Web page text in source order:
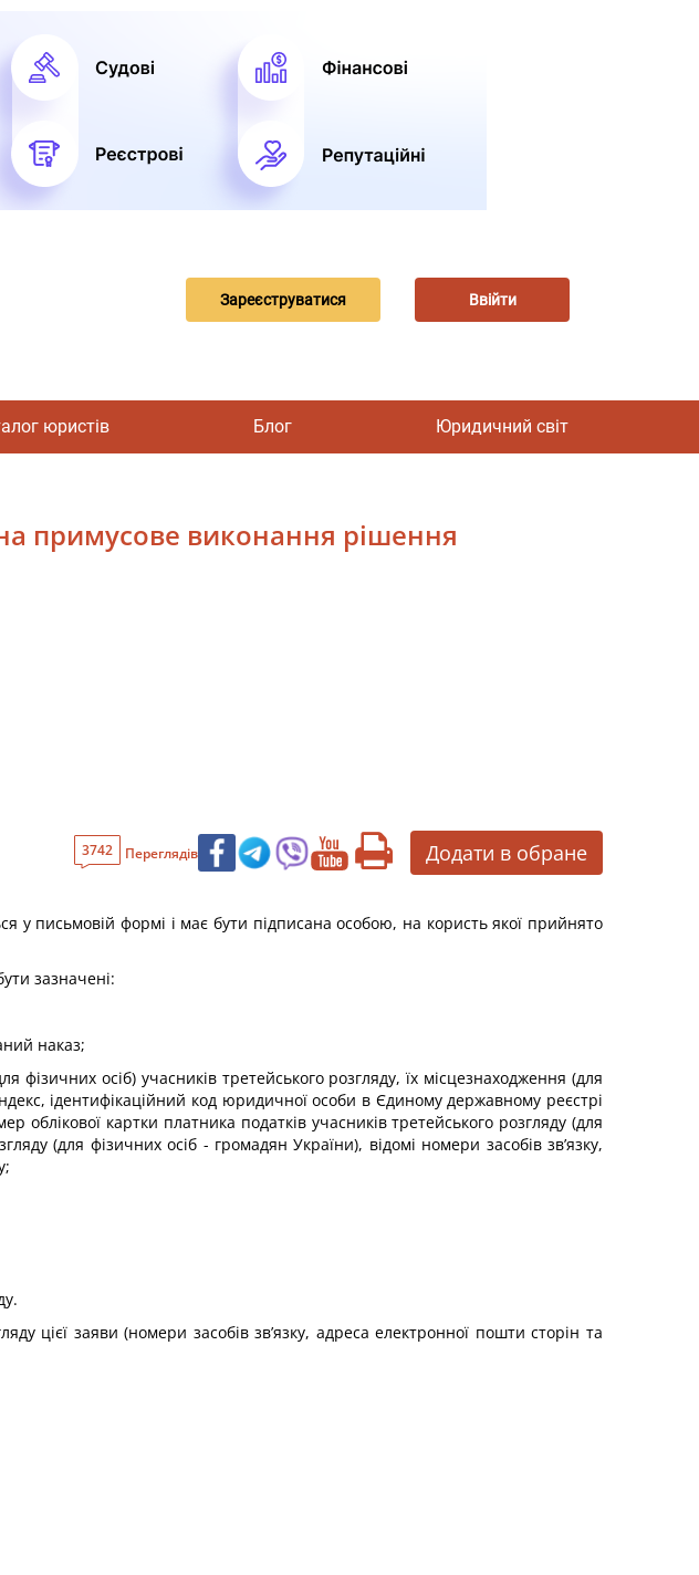
Зареєструватися Ввійти
юристів Блог Юридичний світ
примусове виконання рішення
3742 Переглядів Додати в обране
у письмовій формі і має бути підписана особою, на користь якої прийнято
зазначені:
наказ;
осіб) учасників третейського розгляду, їх місцезнаходження (для
ідентифікаційний код юридичної особи в Єдиному державному реєстрі
облікової картки платника податків учасників третейського розгляду (для
(для фізичних осіб - громадян України), відомі номери засобів зв’язку,
цієї заяви (номери засобів зв’язку, адреса електронної пошти сторін та